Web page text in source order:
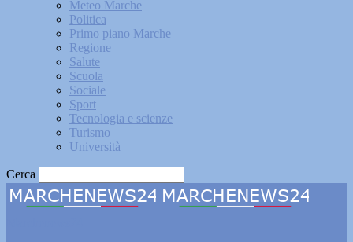
Meteo Marche
Politica
Primo piano Marche
Regione
Salute
Scuola
Sociale
Sport
Tecnologia e scienze
Turismo
Università
Cerca